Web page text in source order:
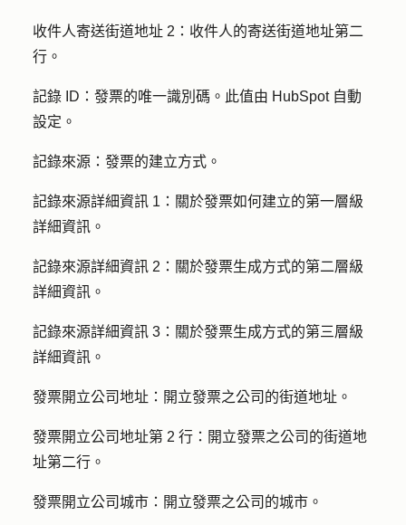
收件人寄送街道地址 2： 收件人的寄送街道地址第二
行。
記錄 ID： 發票的唯一識別碼。此值由 HubSpot 自動
設定。
記錄來源： 發票的建立方式。
記錄來源詳細資訊 1： 關於發票如何建立的第一層級
詳細資訊。
記錄來源詳細資訊 2： 關於發票生成方式的第二層級
詳細資訊。
記錄來源詳細資訊 3： 關於發票生成方式的第三層級
詳細資訊。
發票開立公司地址： 開立發票之公司的街道地址。
發票開立公司地址第 2 行： 開立發票之公司的街道地
址第二行。
發票開立公司城市： 開立發票之公司的城市。